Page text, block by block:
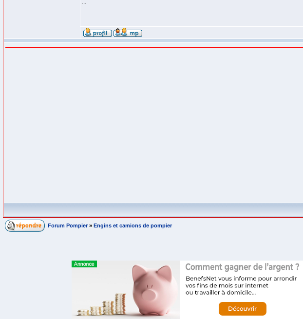
...
Forum Pompier » Engins et camions de pompier